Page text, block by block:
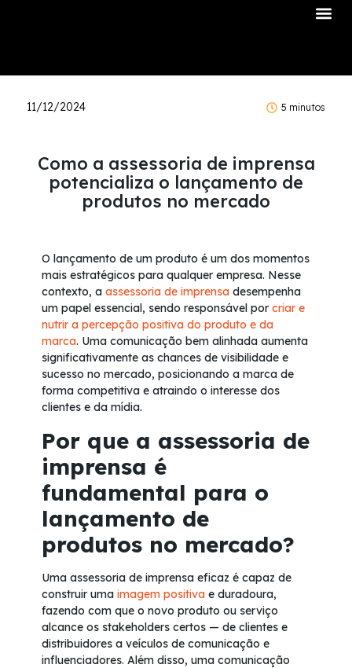
11/12/2024 5 minutos
Como a assessoria de imprensa
potencializa o lançamento de
produtos no mercado
O lançamento de um produto é um dos momentos
mais estratégicos para qualquer empresa. Nesse
contexto, a assessoria de imprensadesempenha
um papel essencial, sendo responsável por criar e
nutrir a percepção positiva do produto e da
marca. Uma comunicação bem alinhada aumenta
significativamente as chances de visibilidade e
sucesso no mercado, posicionando a marca de
forma competitiva e atraindo o interesse dos
clientes e da mídia.
Por que a assessoria de
imprensa é
fundamental para o
lançamento de
produtos no mercado?
Uma assessoria de imprensa eficaz é capaz de
construir uma imagem positivae duradoura,
fazendo com que o novo produto ou serviço
alcance os stakeholders certos — de clientes e
distribuidores a veículos de comunicação e
influenciadores. Além disso, uma comunicação